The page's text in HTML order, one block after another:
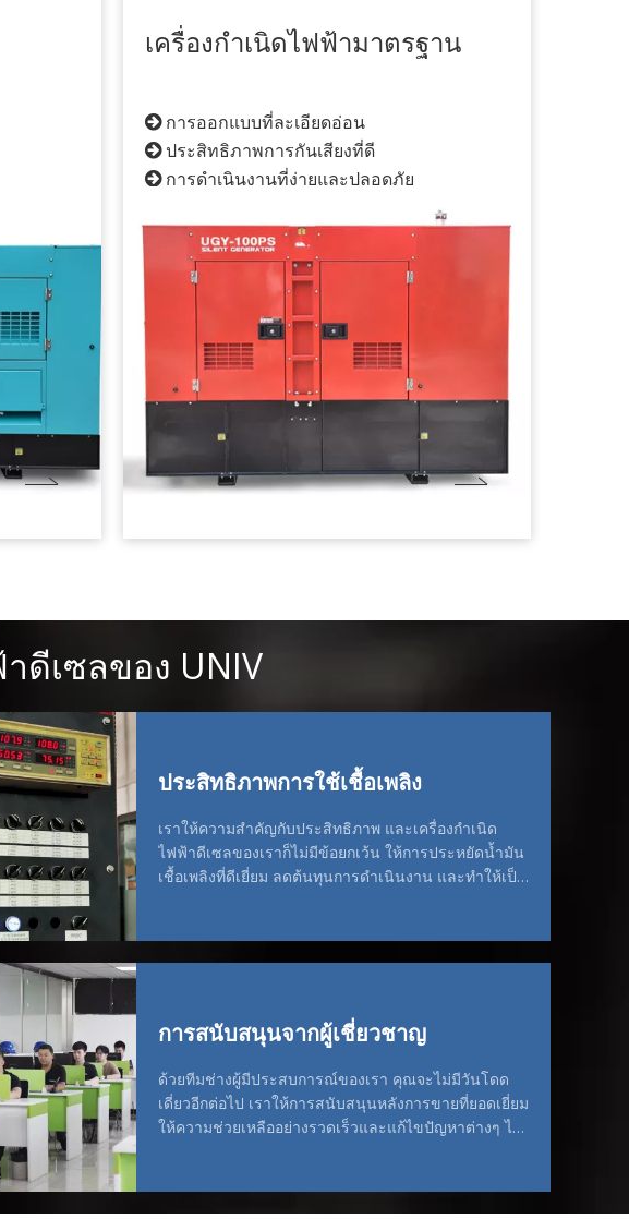
เครื่องกำเนิดไฟฟ้ามาตรฐาน
การออกแบบที่ละเอียดอ่อน
ประสิทธิภาพการกันเสียงที่ดี
การดำเนินงานที่ง่ายและปลอดภัย
ดีเซลของ UNIV
ประสิทธิภาพการใช้เชื้อเพลิง
เราให้ความสำคัญกับประสิทธิภาพ และเครื่องกำเนิด
ไฟฟ้าดีเซลของเราก็ไม่มีข้อยกเว้น ให้การประหยัดน้ำมัน
เชื้อเพลิงที่ดีเยี่ยม ลดต้นทุนการดำเนินงาน และทำให้เป็น
การสนับสนุนจากผู้เชี่ยวชาญ
ด้วยทีมช่างผู้มีประสบการณ์ของเรา คุณจะไม่มีวันโดด
เดี่ยวอีกต่อไป เราให้การสนับสนุนหลังการขายที่ยอดเยี่ยม
ให้ความช่วยเหลืออย่างรวดเร็วและแก้ไขปัญหาต่างๆ ได้